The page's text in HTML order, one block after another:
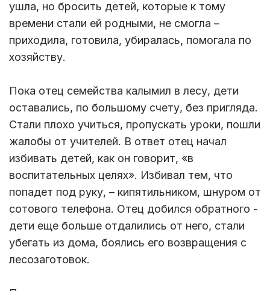
ушла, но бросить детей, которые к тому
времени стали ей родными, не смогла –
приходила, готовила, убиралась, помогала по
хозяйству.
Пока отец семейства калымил в лесу, дети
оставались, по большому счету, без пригляда.
Стали плохо учиться, пропускать уроки, пошли
жалобы от учителей. В ответ отец начал
избивать детей, как он говорит, «в
воспитательных целях». Избивал тем, что
попадет под руку, – кипятильником, шнуром от
сотового телефона. Отец добился обратного -
дети еще больше отдалились от него, стали
убегать из дома, боялись его возвращения с
лесозаготовок.